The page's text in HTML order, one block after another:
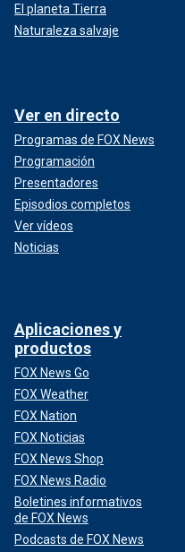
El planeta Tierra
Naturaleza salvaje
Ver en directo
Programas de FOX News
Programación
Presentadores
Episodios completos
Ver vídeos
Noticias
Aplicaciones y
productos
FOX News Go
FOX Weather
FOX Nation
FOX Noticias
FOX News Shop
FOX News Radio
Boletines informativos
de FOX News
Podcasts de FOX News